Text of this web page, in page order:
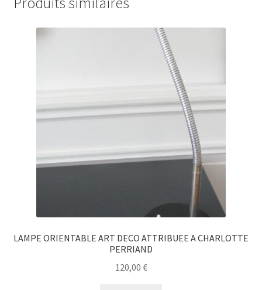
LAMPE ORIENTABLE ART DECO ATTRIBUEE A CHARLOTTE
PERRIAND
120,00 €